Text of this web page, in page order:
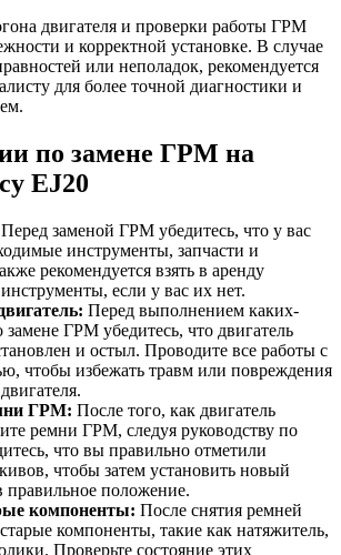
двигателя и проверки работы ГРМ
и корректной установке. В случае
или неполадок, рекомендуется
для более точной диагностики и
по замене ГРМ на
EJ20
Перед заменой ГРМ убедитесь, что у вас
инструменты, запчасти и
рекомендуется взять в аренду
если у вас их нет.
Перед выполнением каких-
замене ГРМ убедитесь, что двигатель
и остыл. Проводите все работы с
чтобы избежать травм или повреждения
ГРМ: После того, как двигатель
ремни ГРМ, следуя руководству по
что вы правильно отметили
чтобы затем установить новый
положение.
компоненты: После снятия ремней
компоненты, такие как натяжитель,
Проверьте состояние этих